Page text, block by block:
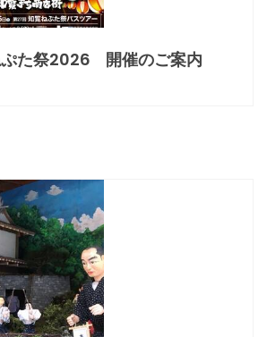
た祭2026 開催のご案内